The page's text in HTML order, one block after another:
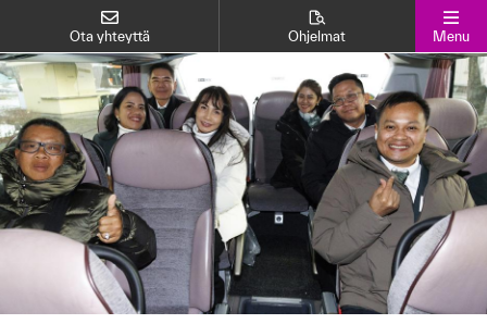
Ota yhteyttä Ohjelmat Menu